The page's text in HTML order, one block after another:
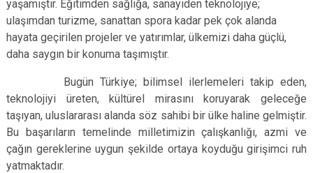
yaşamıştır. Eğitimden sağlığa, sanayiden teknolojiye;
ulaşımdan turizme, sanattan spora kadar pek çok alanda
hayata geçirilen projeler ve yatırımlar, ülkemizi daha güçlü,
daha saygın bir konuma taşımıştır.
Bugün Türkiye; bilimsel ilerlemeleri takip eden,
teknolojiyi üreten, kültürel mirasını koruyarak geleceğe
taşıyan, uluslararası alanda söz sahibi bir ülke haline gelmiştir.
Bu başarıların temelinde milletimizin çalışkanlığı, azmi ve
çağın gereklerine uygun şekilde ortaya koyduğu girişimci ruh
yatmaktadır.